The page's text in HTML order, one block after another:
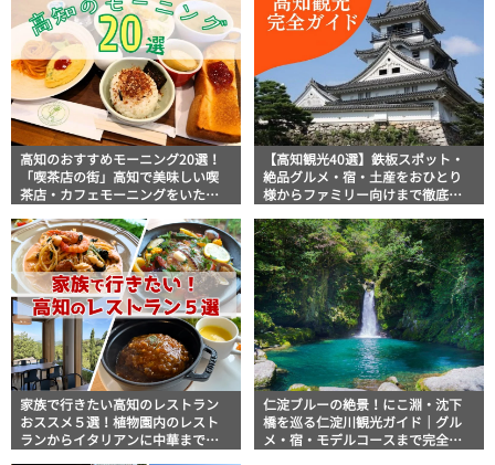
高知のおすすめモーニング20選！
「喫茶店の街」高知で美味しい喫
茶店・カフェモーニングをいただ
【高知観光40選】鉄板スポット・
絶品グルメ・宿・土産をおひとり
様からファミリー向けまで徹底解
家族で行きたい高知のレストラン
おススメ５選！植物園内のレスト
ランからイタリアンに中華まで楽
仁淀ブルーの絶景！にこ淵・沈下
橋を巡る仁淀川観光ガイド｜グル
メ・宿・モデルコースまで完全網